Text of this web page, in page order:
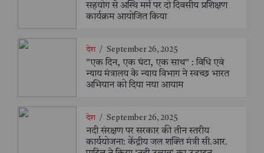
सहयोग से अस्थि मर्म पर दो दिवसीय प्रशिक्षण
कार्यक्रम आयोजित किया
देश / September 26, 2025
"एक दिन, एक घंटा, एक साथ" : विधि एवं
न्याय मंत्रालय के न्याय विभाग ने स्वच्छ भारत
अभियान को दिया नया आयाम
देश / September 26, 2025
नदी संरक्षण पर सरकार की तीन स्तरीय
कार्ययोजना: केंद्रीय जल शक्ति मंत्री सी.आर.